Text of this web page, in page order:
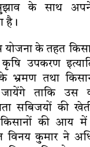
सुझाव के साथ
है।
योजना के तहत
उपकरण
भ्रमण तथा किसान
ताकि उस
सबिजयों की
की आय में
विनय कुमार ने